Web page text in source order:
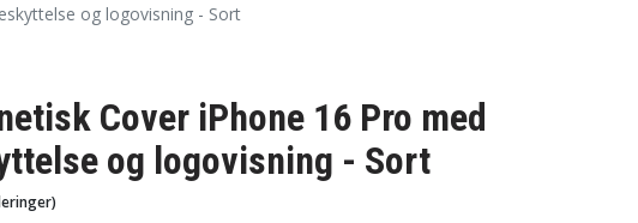
og logovisning - Sort
Cover iPhone 16 Pro med
og logovisning - Sort